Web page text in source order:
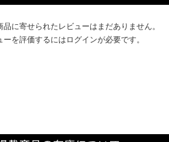
品に寄せられたレビューはまだありません。
ーを評価するにはログインが必要です。